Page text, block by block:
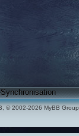
, © 2002-2026 MyBB Group